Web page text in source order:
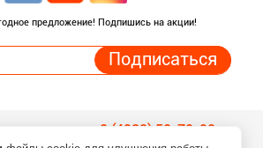
предложение! Подпишись на акции!
8 (4932) 50-70-90